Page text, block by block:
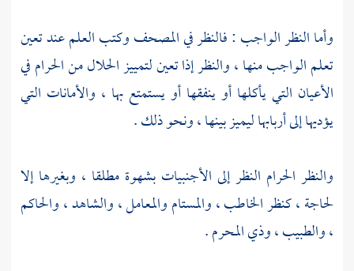
وأما النظر الواجب : فالنظر في المصحف وكتب العلم عند تعين
تعلم الواجب منها ، والنظر إذا تعين لتمييز الحلال من الحرام في
الأعيان التي يأكلها أو ينفقها أو يستمتع بها ، والأمانات التي
يؤديها إلى أربابها ليميز بينها ، ونحو ذلك .
والنظر الحرام النظر إلى الأجنبيات بشهوة مطلقا ، وبغيرها إلا
لحاجة ، كنظر الخاطب ، والمستام والمعامل ، والشاهد ، والحاكم
، والطبيب ، وذي المحرم .